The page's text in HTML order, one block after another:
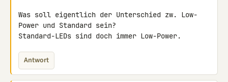
Was soll eigentlich der Unterschied zw. Low-
Power und Standard sein?
Standard-LEDs sind doch immer Low-Power.
Antwort